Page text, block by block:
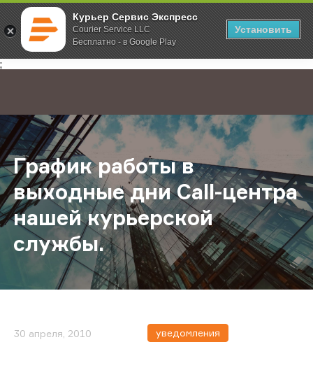
Курьер Сервис Экспресс
Courier Service LLC
Бесплатно - в Google Play
Установить
;
Главная О компании Новости График работы в выходные дни
График работы в
выходные дни Call-центра
нашей курьерской
службы.
30 апреля, 2010 уведомления